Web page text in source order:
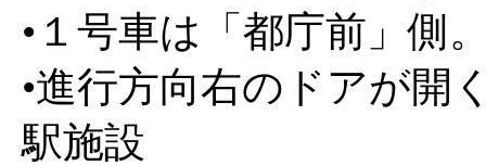
•１号車は「都庁前」側
•進行方向右のドアが開
駅施設